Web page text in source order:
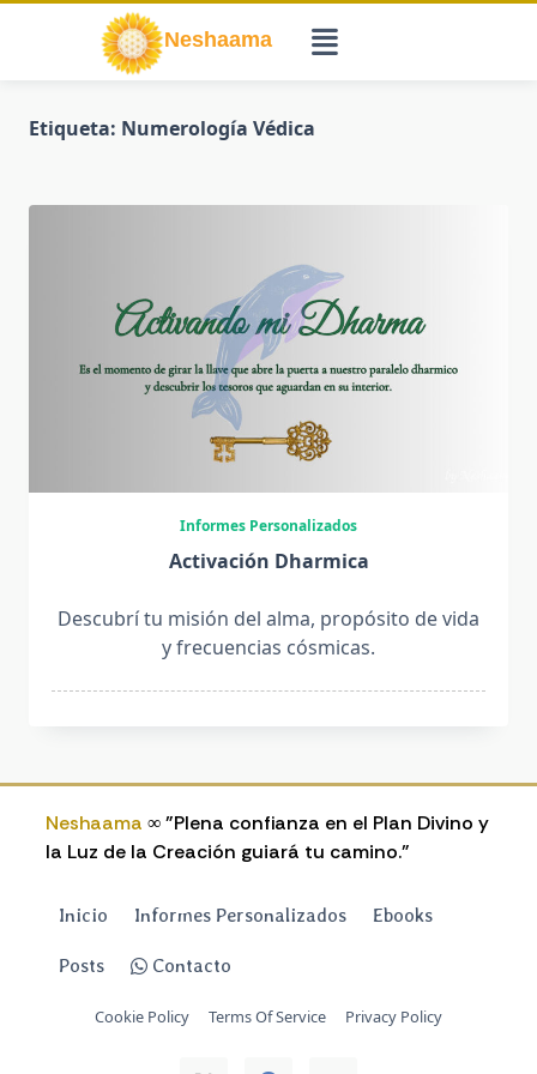
Etiqueta: Numerología Védica
Informes Personalizados
Activación Dharmica
Descubrí tu misión del alma, propósito de vida
y frecuencias cósmicas.
Neshaama ∞ "Plena confianza en el Plan Divino y
la Luz de la Creación guiará tu camino."
Inicio Informes Personalizados Ebooks
Posts Contacto
Cookie Policy Terms Of Service Privacy Policy